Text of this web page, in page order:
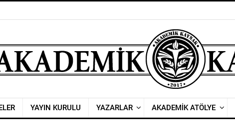
YAYIN KURULU YAZARLAR AKADEMİK ATÖLYE